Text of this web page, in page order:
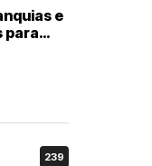
e
para
239